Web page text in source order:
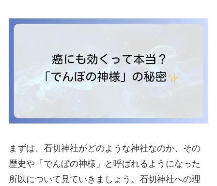
まずは、石切神社がどのような神社なのか、その
歴史や「でんぼの神様」と呼ばれるようになった
所以について見ていきましょう。石切神社への理